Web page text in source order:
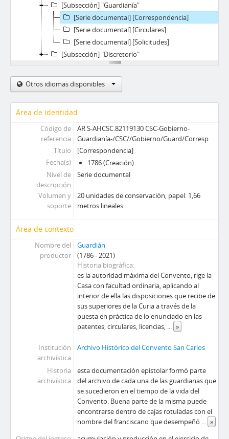
[Subsección] "Guardianía"
[Serie documental] [Correspondencia]
[Serie documental] [Circulares]
[Serie documental] [Solicitudes]
[Subsección] "Discretorio"
Otros idiomas disponibles
Área de identidad
Código de
referencia
AR S-AHCSC.82119130 CSC-Gobierno-
Guardianía-/CSC//Gobierno/Guard/Corresp
Título
[Correspondencia]
Fecha(s)
1786 (Creación)
Nivel de
descripción
Serie documental
Volumen y
soporte
20 unidades de conservación, papel. 1,66
metros lineales
Área de contexto
Nombre del
productor
Guardián
(1786 - 2021)
Historia biográfica
es la autoridad máxima del Convento, rige la
Casa con facultad ordinaria, aplicando al
interior de ella las disposiciones que recibe de
sus superiores de la Curia a través de la
puesta en práctica de lo enunciado en las
patentes, circulares, licencias, ... »
Institución
archivística
Archivo Histórico del Convento San Carlos
Historia
archivística
esta documentación epistolar formó parte
del archivo de cada una de las guardianas que
se sucedieron en el tiempo de la vida del
Convento. Buena parte de la misma puede
encontrarse dentro de cajas rotuladas con el
nombre del franciscano que desempeñó ... »